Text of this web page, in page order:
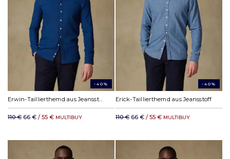
-40%
Erwin-Taillierthemd aus Jeansstoff
110 € 66 € / 55 € MULTIBUY
-40%
Erick-Taillierthemd aus Jeansstoff
110 € 66 € / 55 € MULTIBUY